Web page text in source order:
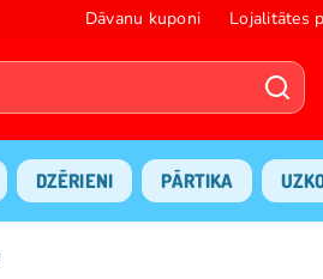
Dāvanu kuponi Lojalitātes
DZĒRIENI PĀRTIKA